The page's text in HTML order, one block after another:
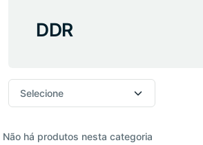
DDR
Não há produtos nesta categoria